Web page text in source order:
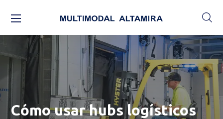
Cómo usar hubs logísticos